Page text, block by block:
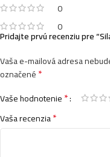
0
0
Pridajte prvú recenziu pre
Vaša e-mailová adresa
označené*
Vaše hodnotenie*
Vaša recenzia*